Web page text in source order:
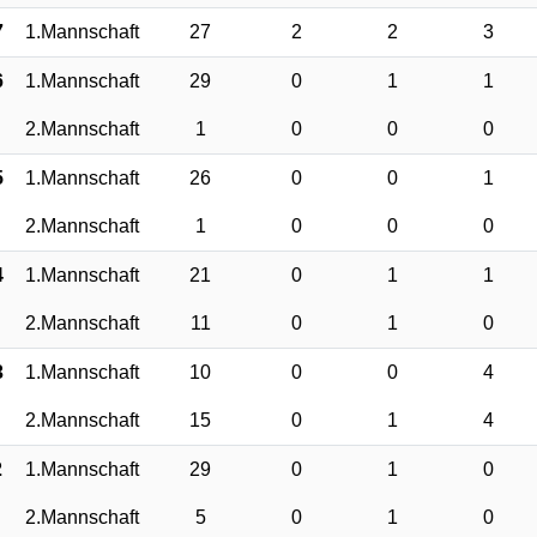
1.Mannschaft 27 2 2 3
1.Mannschaft 29 0 1 1
2.Mannschaft 1 0 0 0
1.Mannschaft 26 0 0 1
2.Mannschaft 1 0 0 0
1.Mannschaft 21 0 1 1
2.Mannschaft 11 0 1 0
1.Mannschaft 10 0 0 4
2.Mannschaft 15 0 1 4
1.Mannschaft 29 0 1 0
2.Mannschaft 5 0 1 0